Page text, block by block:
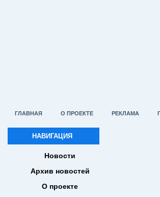
ГЛАВНАЯ О ПРОЕКТЕ РЕКЛАМА
НАВИГАЦИЯ
Новости
Архив новостей
О проекте